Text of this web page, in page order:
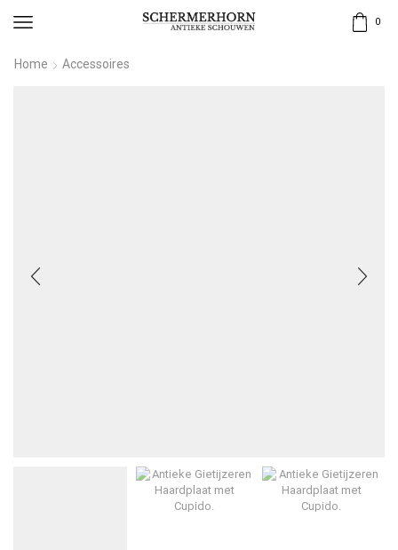
0
Home Accessoires